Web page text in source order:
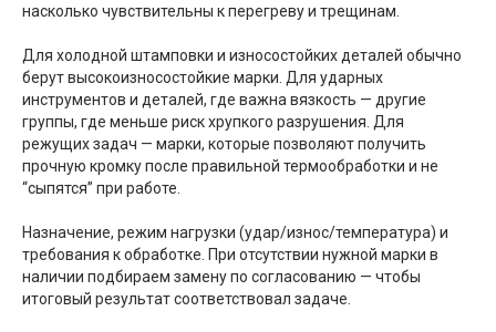
насколько чувствительны к перегреву и трещинам.
Для холодной штамповки и износостойких деталей обычно
берут высокоизносостойкие марки. Для ударных
инструментов и деталей, где важна вязкость — другие
группы, где меньше риск хрупкого разрушения. Для
режущих задач — марки, которые позволяют получить
прочную кромку после правильной термообработки и не
“сыпятся” при работе.
Назначение, режим нагрузки (удар/износ/температура) и
требования к обработке. При отсутствии нужной марки в
наличии подбираем замену по согласованию — чтобы
итоговый результат соответствовал задаче.